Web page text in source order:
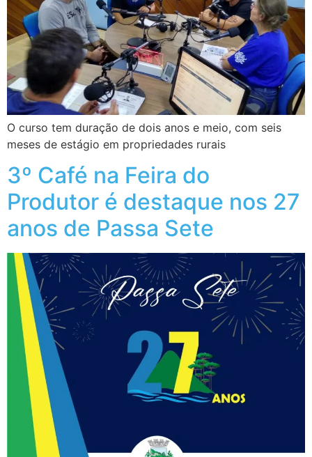
O curso tem duração de dois anos e meio, com seis
meses de estágio em propriedades rurais
3º Café na Feira do
Produtor é destaque nos 27
anos de Passa Sete